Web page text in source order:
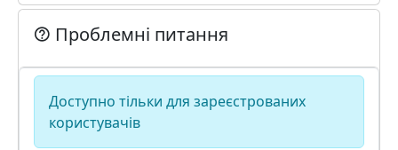
Проблемні питання
Доступно тільки для зареєстрованих
користувачів